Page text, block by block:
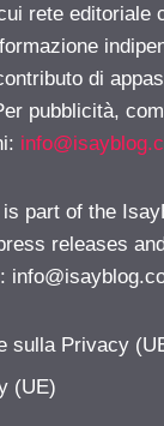
rete editoriale
di
pubblicità,
part of the
releases
sulla Privacy
(UE)